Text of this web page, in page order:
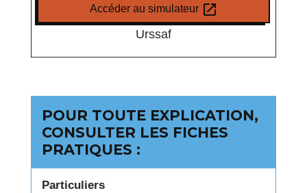
Accéder au simulateur open_in_new
Urssaf
POUR TOUTE EXPLICATION,
CONSULTER LES FICHES
PRATIQUES :
Particuliers